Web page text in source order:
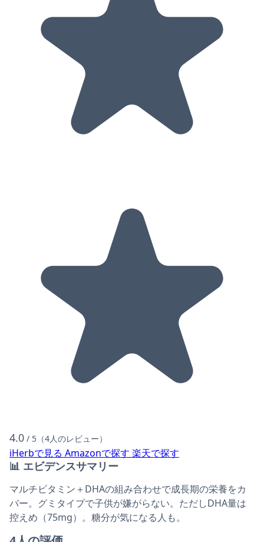
4.0 / 5（4人のレビュー）
iHerbで見る Amazonで探す 楽天で探す
📊 エビデンスサマリー
マルチビタミン＋DHAの組み合わせで成長期の栄養をカ
バー。グミタイプで子供が嫌がらない。ただしDHA量は
控えめ（75mg）。糖分が気になる人も。